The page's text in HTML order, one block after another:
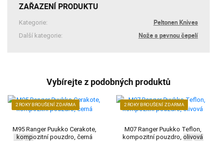
ZAŘAZENÍ PRODUKTU
Kategorie: Peltonen Knives
Další kategorie: Nože s pevnou čepelí
Vybírejte z podobných produktů
2 ROKY BROUŠENÍ ZDARMA
M95 Ranger Puukko Cerakote,
kompozitní pouzdro, černá
2 ROKY BROUŠENÍ ZDARMA
M07 Ranger Puukko Teflon,
kompozitní pouzdro, olivová